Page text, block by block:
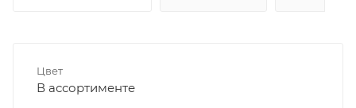
Цвет
В ассортименте